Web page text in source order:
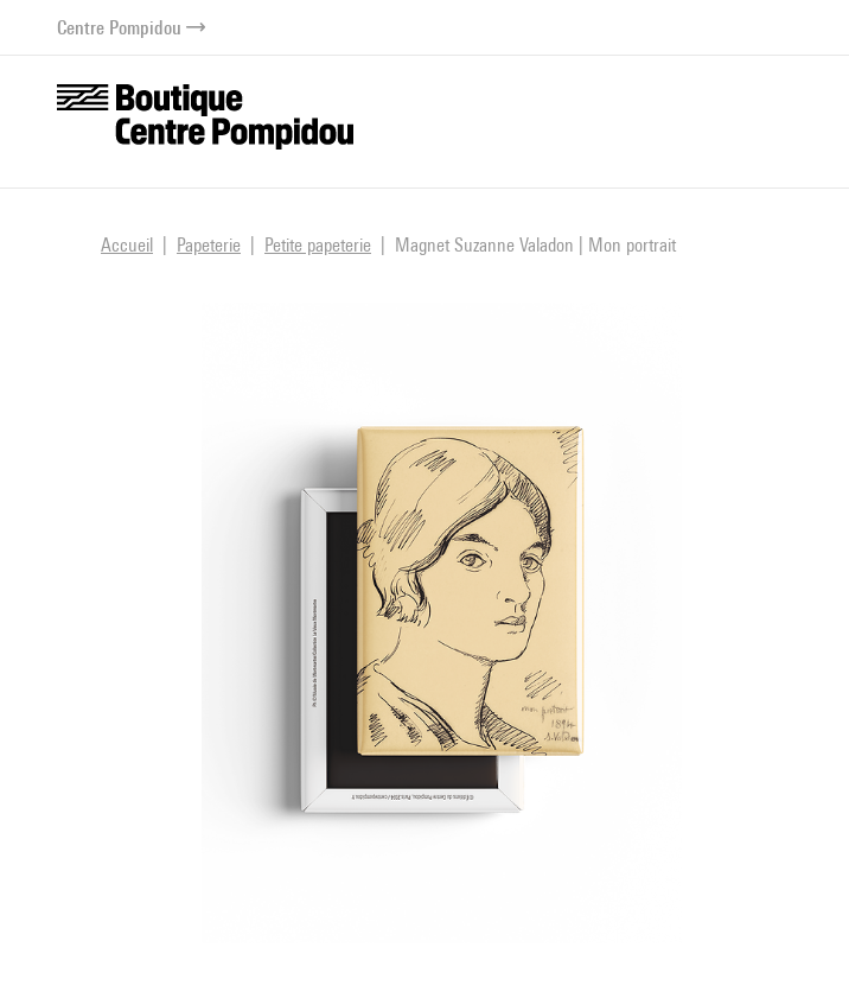
contenuCentre Pompidou
Accueil Papeterie Petite papeterie Magnet Suzanne Valadon | Mon portrait